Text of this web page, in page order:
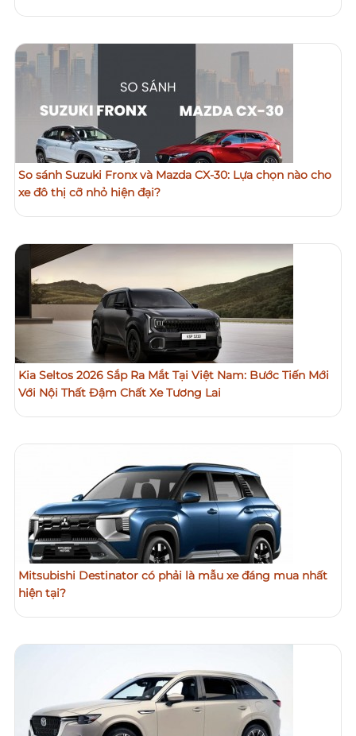
So sánh Suzuki Fronx và Mazda CX-30: Lựa chọn nào cho
xe đô thị cỡ nhỏ hiện đại?
Kia Seltos 2026 Sắp Ra Mắt Tại Việt Nam: Bước Tiến Mới
Với Nội Thất Đậm Chất Xe Tương Lai
Mitsubishi Destinator có phải là mẫu xe đáng mua nhất
hiện tại?